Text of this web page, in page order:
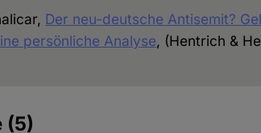
Der neu-deutsche Antisemit?
persönliche Analyse, (Hentrich &
(5)